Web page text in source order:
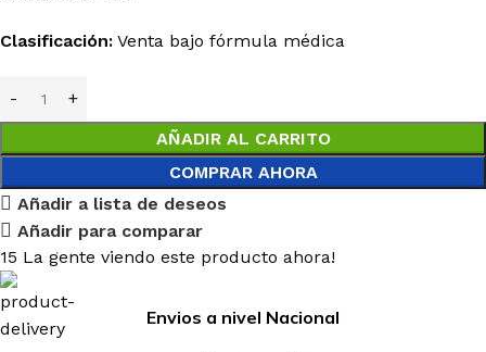
Clasificación: Venta bajo fórmula médica
AÑADIR AL CARRITO
COMPRAR AHORA
Añadir a lista de deseos
Añadir para comparar
15 La gente viendo este producto ahora!
Envios a nivel Nacional